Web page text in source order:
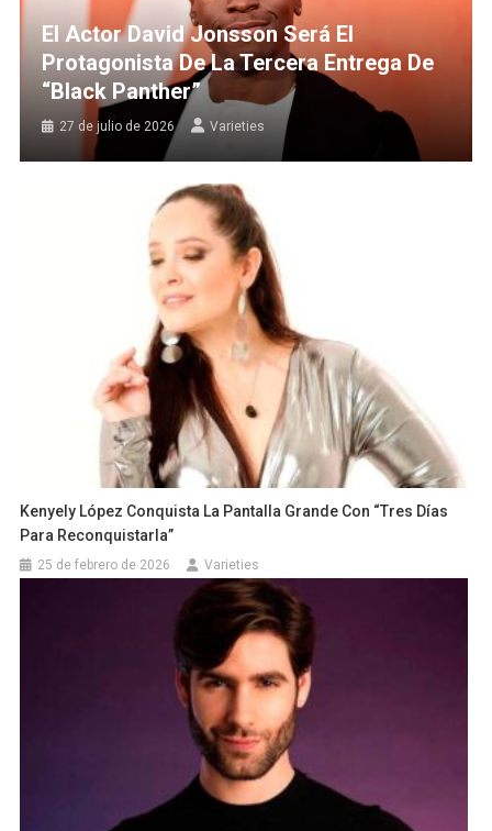
El Actor David Jonsson Será El
Protagonista De La Tercera Entrega De
“Black Panther”
27 de julio de 2026 Varieties
Kenyely López Conquista La Pantalla Grande Con “Tres Días
Para Reconquistarla”
25 de febrero de 2026 Varieties